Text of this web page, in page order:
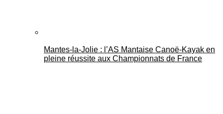
Mantes-la-Jolie : l’AS Mantaise Canoë‑Kayak en
pleine réussite aux Championnats de France